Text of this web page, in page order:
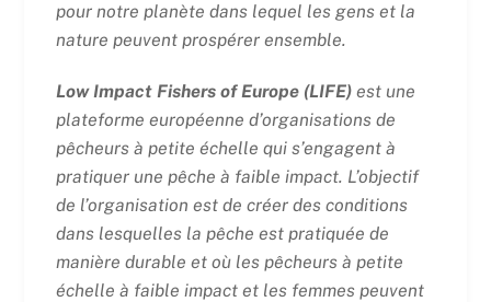
pour notre planète dans lequel les gens et la
nature peuvent prospérer ensemble.
Low Impact Fishers of Europe (LIFE)est une
plateforme européenne d’organisations de
pêcheurs à petite échelle qui s’engagent à
pratiquer une pêche à faible impact. L’objectif
de l’organisation est de créer des conditions
dans lesquelles la pêche est pratiquée de
manière durable et où les pêcheurs à petite
échelle à faible impact et les femmes peuvent